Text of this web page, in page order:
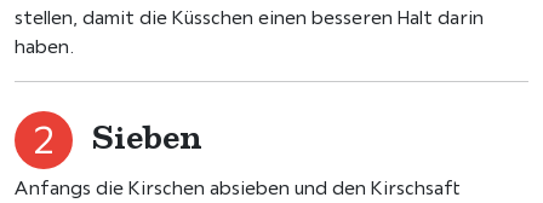
stellen, damit die Küsschen einen besseren Halt darin
haben.
Sieben
Anfangs die Kirschen absieben und den Kirschsaft